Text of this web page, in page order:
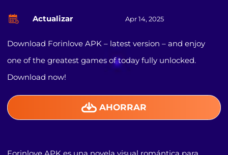
Actualizar Apr 14, 2025
Download Forinlove APK – latest version – and enjoy
one of the greatest games of today fully unlocked.
Download now!
AHORRAR